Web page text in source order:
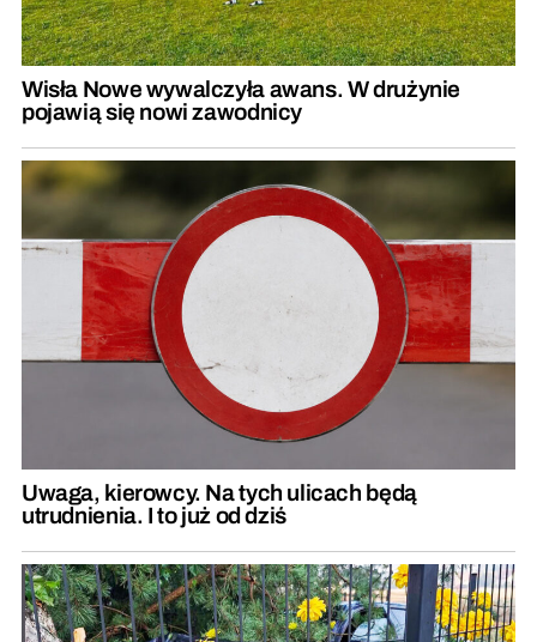
Wisła Nowe wywalczyła awans. W drużynie
pojawią się nowi zawodnicy
Uwaga, kierowcy. Na tych ulicach będą
utrudnienia. I to już od dziś